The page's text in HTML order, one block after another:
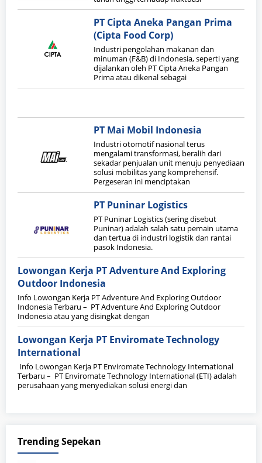
PT Cipta Aneka Pangan Prima
(Cipta Food Corp)
Industri pengolahan makanan dan
minuman (F&B) di Indonesia, seperti yang
dijalankan oleh PT Cipta Aneka Pangan
Prima atau dikenal sebagai
PT Mai Mobil Indonesia
Industri otomotif nasional terus
mengalami transformasi, beralih dari
sekadar penjualan unit menuju penyediaan
solusi mobilitas yang komprehensif.
Pergeseran ini menciptakan
PT Puninar Logistics
PT Puninar Logistics (sering disebut
Puninar) adalah salah satu pemain utama
dan tertua di industri logistik dan rantai
pasok Indonesia.
Lowongan Kerja PT Adventure And Exploring
Outdoor Indonesia
Info Lowongan Kerja PT Adventure And Exploring Outdoor
Indonesia Terbaru – PT Adventure And Exploring Outdoor
Indonesia atau yang disingkat dengan
Lowongan Kerja PT Enviromate Technology
International
Info Lowongan Kerja PT Enviromate Technology International
Terbaru – PT Enviromate Technology International (ETI) adalah
perusahaan yang menyediakan solusi energi dan
Trending Sepekan